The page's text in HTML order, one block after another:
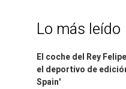
Lo más leído
El coche del Rey
el deportivo de
Spain'